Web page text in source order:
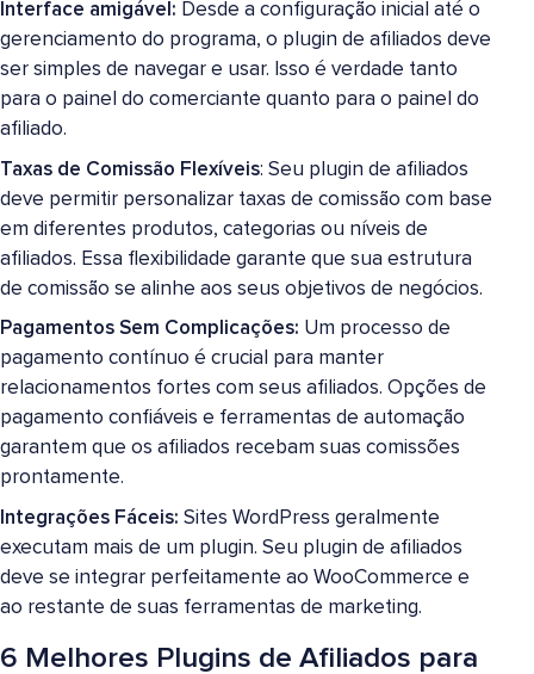
Interface amigável: Desde a configuração inicial até o
gerenciamento do programa, o plugin de afiliados deve
ser simples de navegar e usar. Isso é verdade tanto
para o painel do comerciante quanto para o painel do
afiliado.
Taxas de Comissão Flexíveis: Seu plugin de afiliados
deve permitir personalizar taxas de comissão com base
em diferentes produtos, categorias ou níveis de
afiliados. Essa flexibilidade garante que sua estrutura
de comissão se alinhe aos seus objetivos de negócios.
Pagamentos Sem Complicações: Um processo de
pagamento contínuo é crucial para manter
relacionamentos fortes com seus afiliados. Opções de
pagamento confiáveis e ferramentas de automação
garantem que os afiliados recebam suas comissões
prontamente.
Integrações Fáceis: Sites WordPress geralmente
executam mais de um plugin. Seu plugin de afiliados
deve se integrar perfeitamente ao WooCommerce e
ao restante de suas ferramentas de marketing.
6 Melhores Plugins de Afiliados para